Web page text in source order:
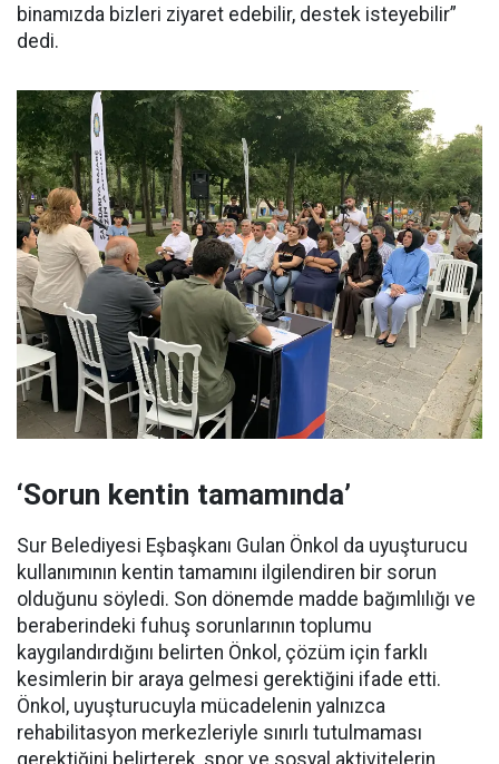
binamızda bizleri ziyaret edebilir, destek isteyebilir”
dedi.
‘Sorun kentin tamamında’
Sur Belediyesi Eşbaşkanı Gulan Önkol da uyuşturucu
kullanımının kentin tamamını ilgilendiren bir sorun
olduğunu söyledi. Son dönemde madde bağımlılığı ve
beraberindeki fuhuş sorunlarının toplumu
kaygılandırdığını belirten Önkol, çözüm için farklı
kesimlerin bir araya gelmesi gerektiğini ifade etti.
Önkol, uyuşturucuyla mücadelenin yalnızca
rehabilitasyon merkezleriyle sınırlı tutulmaması
gerektiğini belirterek, spor ve sosyal aktivitelerin